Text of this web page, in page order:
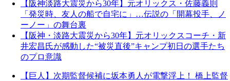
【阪神淡路大震災から30年】元オリックス・佐藤義則
「発災時、友人の船で自宅に」…伝説の「開幕投手、ノ
ーノー」の舞台裏
【阪神・淡路大震災から30年】元オリックスコーチ・新
井宏昌氏が感動した“被災直後”キャンプ初日の選手たち
のプロ意識
【巨人】次期監督候補に坂本勇人が電撃浮上！ 橋上監督